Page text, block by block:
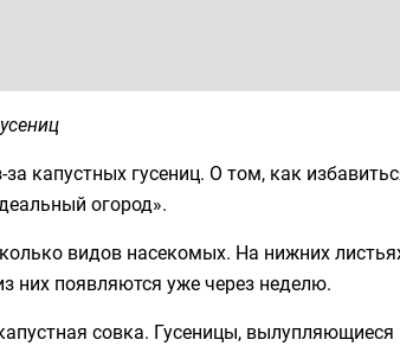
капустных гусениц. О том, как
огород».
видов насекомых. На нижних
них появляются уже через неделю.
совка. Гусеницы,